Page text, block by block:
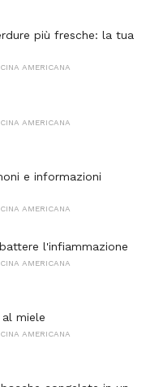
più fresche: la tua
AMERICANA
AMERICANA
e informazioni
AMERICANA
l'infiammazione
AMERICANA
miele
AMERICANA